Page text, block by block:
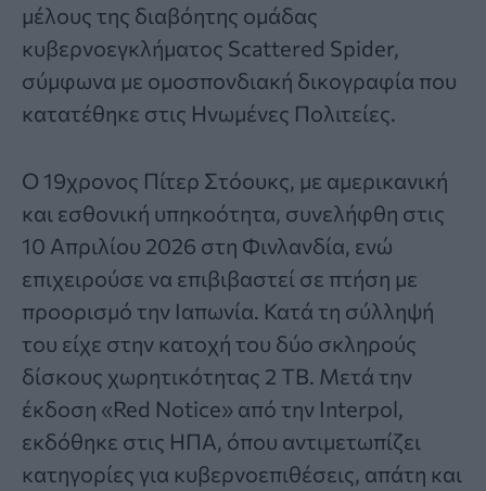
μέλους της διαβόητης ομάδας
κυβερνοεγκλήματος Scattered Spider,
σύμφωνα με ομοσπονδιακή δικογραφία που
κατατέθηκε στις Ηνωμένες Πολιτείες.
Ο 19χρονος Πίτερ Στόουκς, με αμερικανική
και εσθονική υπηκοότητα, συνελήφθη στις
10 Απριλίου 2026 στη Φινλανδία, ενώ
επιχειρούσε να επιβιβαστεί σε πτήση με
προορισμό την Ιαπωνία. Κατά τη σύλληψή
του είχε στην κατοχή του δύο σκληρούς
δίσκους χωρητικότητας 2 TB. Μετά την
έκδοση «Red Notice» από την Interpol,
εκδόθηκε στις ΗΠΑ, όπου αντιμετωπίζει
κατηγορίες για κυβερνοεπιθέσεις, απάτη και